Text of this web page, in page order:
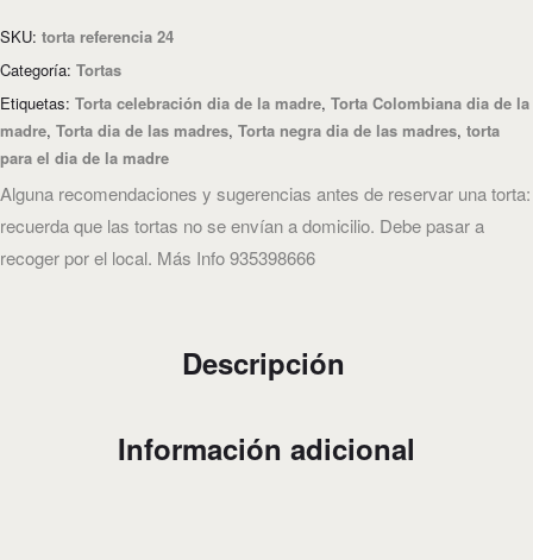
SKU: torta referencia 24
Categoría: Tortas
Etiquetas: Torta celebración dia de la madre, Torta Colombiana dia de la
madre, Torta dia de las madres, Torta negra dia de las madres, torta
para el dia de la madre
Alguna recomendaciones y sugerencias antes de reservar una torta:
recuerda que las tortas no se envían a domicilio. Debe pasar a
recoger por el local. Más Info 935398666
Descripción
Información adicional